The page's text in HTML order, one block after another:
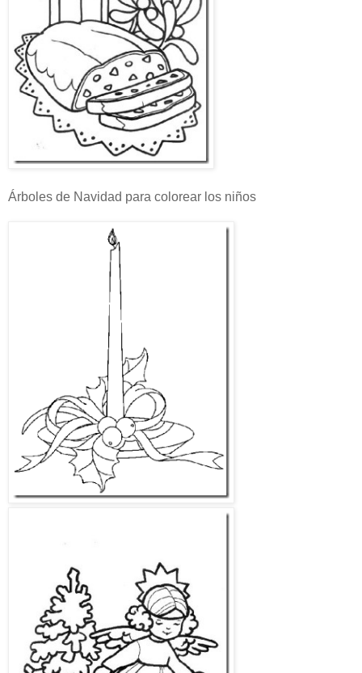
Árboles de Navidad para colorear los niños